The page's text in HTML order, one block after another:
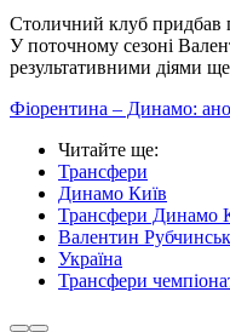
Столичний клуб придбав
У поточному сезоні
результативними діями
Фіорентина – Динамо:
Читайте ще:
Трансфери
Динамо Київ
Трансфери Динамо
Валентин
Україна
Трансфери